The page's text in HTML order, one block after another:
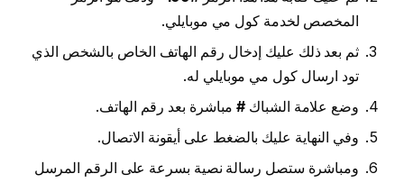
المخصص لخدمة كول مي موبايلي.
ثم بعد ذلك عليك إدخال رقم الهاتف الخاص بالشخص الذي
تود ارسال كول مي موبايلي له.
وضع علامة الشباك #مباشرة بعد رقم الهاتف.
وفي النهاية عليك بالضغط على أيقونة الاتصال.
ومباشرة ستصل رسالة نصية بسرعة على الرقم المرسل